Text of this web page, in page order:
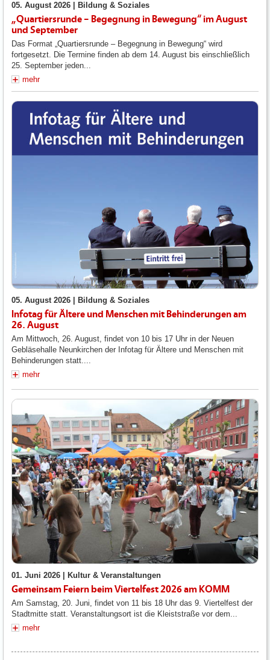
05. August 2026 | Bildung & Soziales
„Quartiersrunde – Begegnung in Bewegung“ im August
und September
Das Format „Quartiersrunde – Begegnung in Bewegung“ wird
fortgesetzt. Die Termine finden ab dem 14. August bis einschließlich
25. September jeden...
mehr
05. August 2026 | Bildung & Soziales
Infotag für Ältere und Menschen mit Behinderungen am
26. August
Am Mittwoch, 26. August, findet von 10 bis 17 Uhr in der Neuen
Gebläsehalle Neunkirchen der Infotag für Ältere und Menschen mit
Behinderungen statt....
mehr
01. Juni 2026 | Kultur & Veranstaltungen
Gemeinsam Feiern beim Viertelfest 2026 am KOMM
Am Samstag, 20. Juni, findet von 11 bis 18 Uhr das 9. Viertelfest der
Stadtmitte statt. Veranstaltungsort ist die Kleiststraße vor dem...
mehr